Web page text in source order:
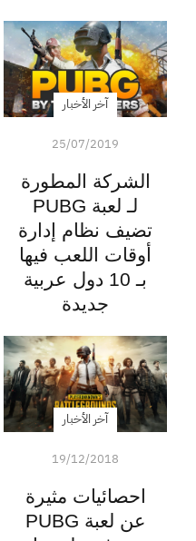
آخر الأخبار
25/07/2019
الشركة المطورة
لـ لعبة PUBG
تضيف نظام إدارة
أوقات اللعب فيها
بـ 10 دول عربية
جديدة
آخر الأخبار
19/12/2018
احصائيات مثيرة
عن لعبة PUBG